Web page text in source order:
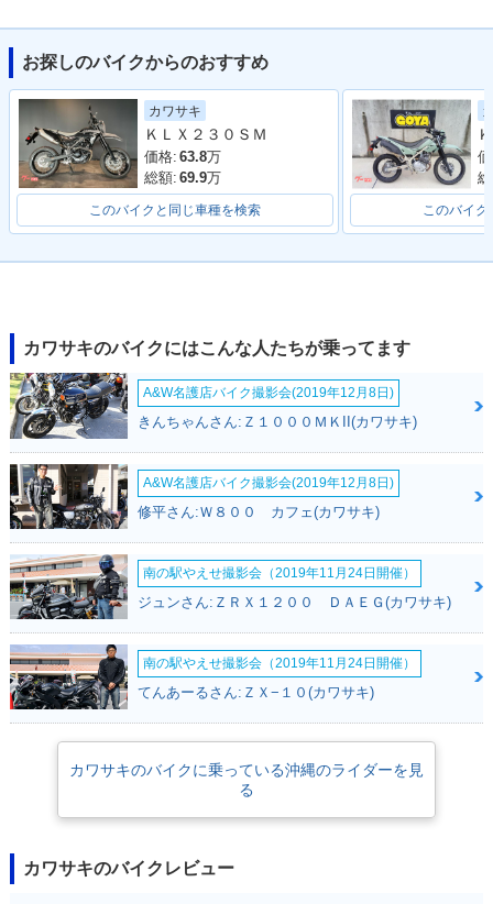
お探しのバイクからのおすすめ
カワサキ
ＫＬＸ２３０ＳＭ
価格: 63.8万
総額: 69.9万
このバイクと同じ車種を検索 このバイク
カワサキのバイクにはこんな人たちが乗ってます
A&W名護店バイク撮影会(2019年12月8日)
きんちゃんさん:Ｚ１０００ＭＫII(カワサキ)
A&W名護店バイク撮影会(2019年12月8日)
修平さん:Ｗ８００ カフェ(カワサキ)
南の駅やえせ撮影会（2019年11月24日開催）
ジュンさん:ＺＲＸ１２００ ＤＡＥＧ(カワサキ)
南の駅やえせ撮影会（2019年11月24日開催）
てんあーるさん:ＺＸ−１０(カワサキ)
カワサキのバイクに乗っている沖縄のライダーを見
る
カワサキのバイクレビュー